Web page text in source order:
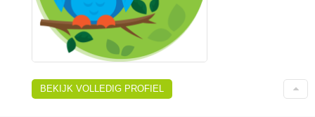
BEKIJK VOLLEDIG PROFIEL